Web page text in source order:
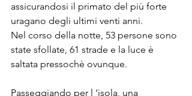
assicurandosi il primato del più forte
uragano degli ultimi venti anni.
Nel corso della notte, 53 persone sono
state sfollate, 61 strade e la luce è
saltata pressochè ovunque.
Passeggiando per l ‘isola, una